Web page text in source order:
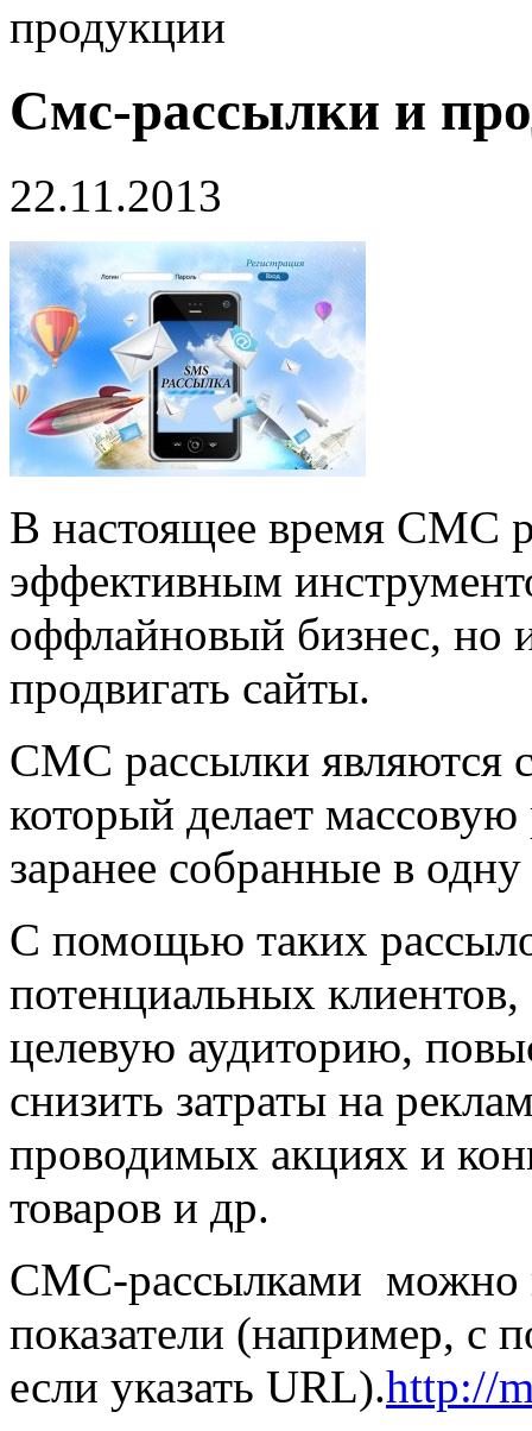
продукции
Смс-рассылки и
22.11.2013
В настоящее время СМС
эффективным
оффлайновый бизнес, но
продвигать сайты.
СМС рассылки являются
который делает
заранее собранные в
С помощью таких
потенциальных
целевую аудиторию,
снизить затраты на
проводимых акциях и
товаров и др.
СМС-рассылками можно
показатели (например, с
если указать URL).http://